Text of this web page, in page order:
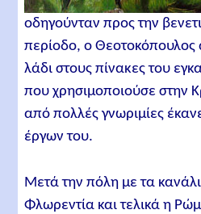
οδηγούνταν προς την
περίοδο, ο Θεοτοκόπουλος
λάδι στους πίνακες του
που χρησιμοποιούσε στην
από πολλές γνωριμίες
έργων του.
Μετά την πόλη με τα
Φλωρεντία και τελικά η